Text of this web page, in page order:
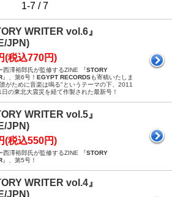
1-7 / 7
WRITER vol.6』
JPN)
(税込770円)
西澤裕郎氏が監修するZINE 『STORY
』、第6号！ EGYPT RECORDSも寄稿いたしま
がために音楽は鳴る"というテーマの下、2011
の東北大震災を経て作製された最新号！
WRITER vol.5』
JPN)
(税込550円)
西澤裕郎氏が監修するZINE 『STORY
』、第5号！
WRITER vol.4』
JPN)